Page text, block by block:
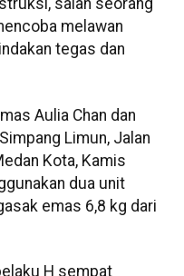
salah seorang
melawan
tegas dan
Aulia Chan dan
Limun, Jalan
Kota, Kamis
dua unit
emas 6,8 kg dari
H sempat